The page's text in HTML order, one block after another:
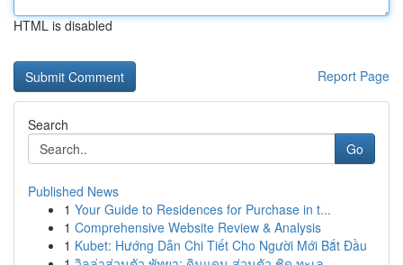
HTML is disabled
Report Page
Search
Go
Published News
1 Your Guide to Residences for Purchase in t...
1 Comprehensive Website Review & Analysis
1 Kubet: Hướng Dẫn Chi Tiết Cho Người Mới Bắt Đầu